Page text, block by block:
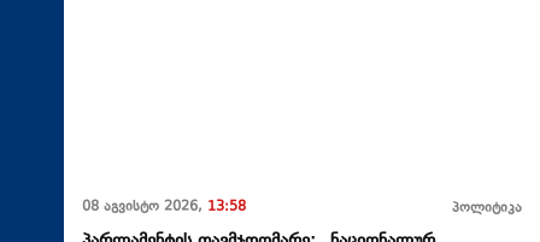
08 აგვისტო 2026, 13:58 პოლიტიკა